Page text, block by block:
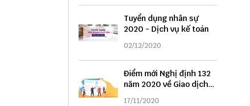
Tuyển dụng nhân sự
2020 - Dịch vụ kế toán
02/12/2020
Điểm mới Nghị định 132
năm 2020 về Giao dịch
liên kết
17/11/2020